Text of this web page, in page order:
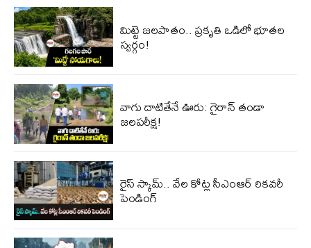
మిట్టె జలపాతం.. ప్రకృతి ఒడిలో భూతల
స్వర్గం!
వాగు దాటితేనే ఊరు: గైరాన్ తండా
జలపరీక్ష!
రైస్ స్కామ్.. వేల కోట్ల‌ సీఎంఆర్ రికవరీ
పెండింగ్